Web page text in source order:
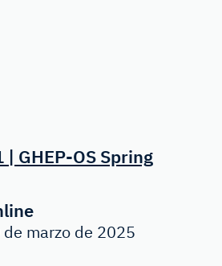
| GHEP-OS Spring
marzo de 2025